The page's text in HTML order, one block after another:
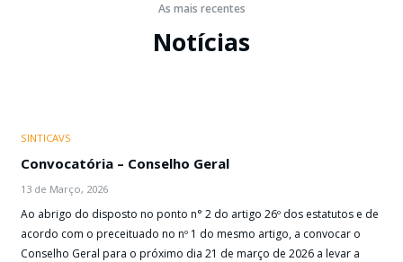
As mais recentes
Notícias
SINTICAVS
Convocatória – Conselho Geral
13 de Março, 2026
Ao abrigo do disposto no ponto n° 2 do artigo 26º dos estatutos e de
acordo com o preceituado no nº 1 do mesmo artigo, a convocar o
Conselho Geral para o próximo dia 21 de março de 2026 a levar a